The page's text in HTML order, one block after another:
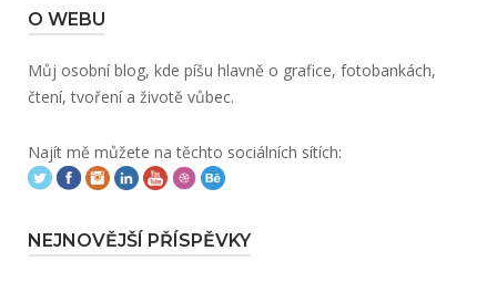
O WEBU
Můj osobní blog, kde píšu hlavně o grafice, fotobankách,
čtení, tvoření a životě vůbec.
Najít mě můžete na těchto sociálních sítích:
NEJNOVĚJŠÍ PŘÍSPĚVKY